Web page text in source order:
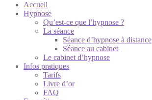
Accueil
Hypnose
Qu’est-ce que l’hypnose ?
La séance
Séance d’hypnose à distance
Séance au cabinet
Le cabinet d’hypnose
Infos pratiques
Tarifs
Livre d’or
FAQ